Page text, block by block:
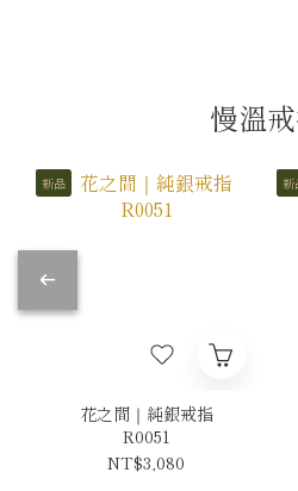
慢溫
新品
花之間｜純銀戒指
R0051
NT$3,080
新